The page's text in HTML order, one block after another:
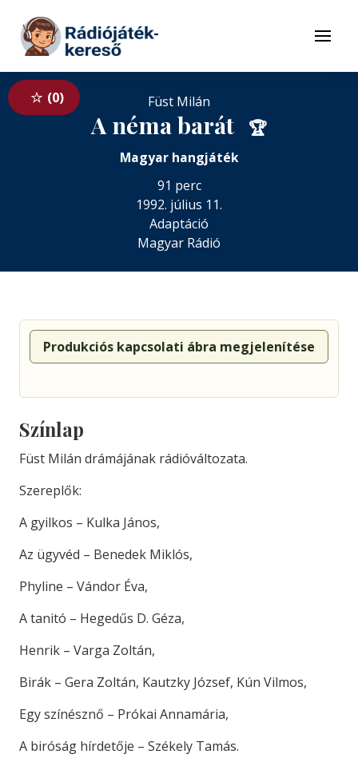
Tovább a tartalomhoz
Menü
0 Füst Milán
A néma barát 🏆
Magyar hangjáték
91 perc
1992. július 11.
Adaptáció
Magyar Rádió
Produkciós kapcsolati ábra megjelenítése
Színlap
Füst Milán drámájának rádióváltozata.
Szereplők:
A gyilkos – Kulka János,
Az ügyvéd – Benedek Miklós,
Phyline – Vándor Éva,
A tanitó – Hegedűs D. Géza,
Henrik – Varga Zoltán,
Birák – Gera Zoltán, Kautzky József, Kún Vilmos,
Egy színésznő – Prókai Annamária,
A biróság hírdetője – Székely Tamás.